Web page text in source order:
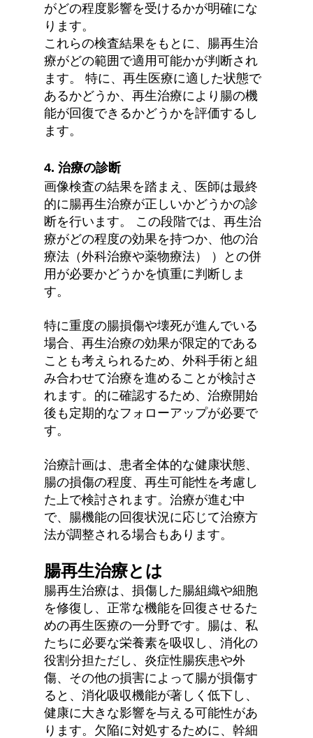
がどの程度影響を受けるかが明確にな
ります。
これらの検査結果をもとに、腸再生治
療がどの範囲で適用可能かが判断され
ます。 特に、再生医療に適した状態で
あるかどうか、再生治療により腸の機
能が回復できるかどうかを評価するし
ます。
4. 治療の診断
画像検査の結果を踏まえ、医師は最終
的に腸再生治療が正しいかどうかの診
断を行います。 この段階では、再生治
療がどの程度の効果を持つか、他の治
療法（外科治療や薬物療法） ）との併
用が必要かどうかを慎重に判断しま
す。
特に重度の腸損傷や壊死が進んでいる
場合、再生治療の効果が限定的である
ことも考えられるため、外科手術と組
み合わせて治療を進めることが検討さ
れます。的に確認するため、治療開始
後も定期的なフォローアップが必要で
す。
治療計画は、患者全体的な健康状態、
腸の損傷の程度、再生可能性を考慮し
た上で検討されます。治療が進む中
で、腸機能の回復状況に応じて治療方
法が調整される場合もあります。
腸再生治療とは
腸再生治療は、損傷した腸組織や細胞
を修復し、正常な機能を回復させるた
めの再生医療の一分野です。腸は、私
たちに必要な栄養素を吸収し、消化の
役割分担ただし、炎症性腸疾患や外
傷、その他の損害によって腸が損傷す
ると、消化吸収機能が著しく低下し、
健康に大きな影響を与える可能性があ
ります。欠陥に対処するために、幹細